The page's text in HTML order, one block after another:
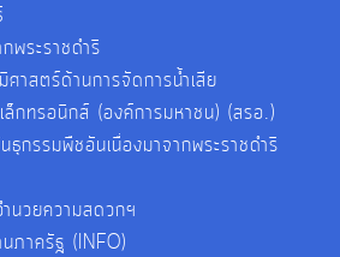
พระราชดำริ
ศาสตร์ด้านการจัดการน้ำเสีย
ล็กทรอนิกส์ (องค์การมหาชน) (สรอ.)
ธุกรรมพืชอันเนื่องมาจากพระราชดำริ
นวยความสดวกฯ
ภาครัฐ (INFO)